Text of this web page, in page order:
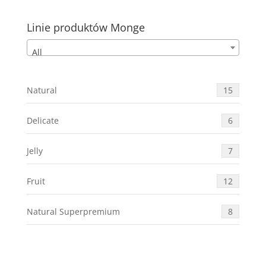
Linie produktów Monge
All
Natural 15
Delicate 6
Jelly 7
Fruit 12
Natural Superpremium 8